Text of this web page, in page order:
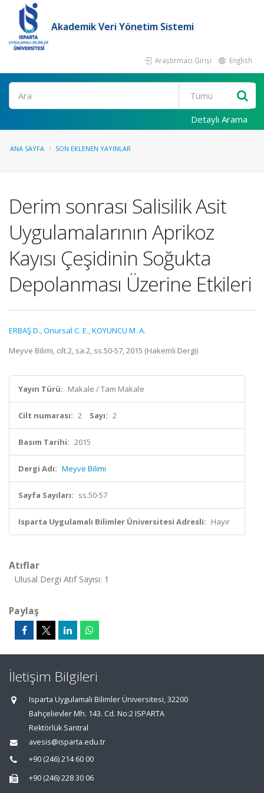
Akademik Veri Yönetim Sistemi
Araştırmacı Girişi English
Ara
Detaylı Arama
ANA SAYFA SON EKLENEN YAYINLAR
Derim sonrası Salisilik Asit
Uygulamalarının Aprikoz
Kayısı Çeşidinin Soğukta
Depolanması Üzerine Etkileri
ERBAŞ D.,Onursal C. E.,KOYUNCU M. A.
Meyve Bilimi, cilt.2, sa.2, ss.50-57, 2015 (Hakemli Dergi)
Yayın Türü: Makale / Tam Makale
Cilt numarası: 2 Sayı: 2
Basım Tarihi: 2015
Dergi Adı: Meyve Bilimi
Sayfa Sayıları: ss.50-57
Isparta Uygulamalı Bilimler Üniversitesi Adresli: Hayır
Atıflar
Ulusal Dergi Atıf Sayısı: 1
Paylaş
İletişim Bilgileri
Isparta Uygulamalı Bilimler Üniversitesi, 32200
Bahçelievler Mh. 143. Cd. No:2 ISPARTA
Rektörlük Santral
avesis@isparta.edu.tr
+90 (246) 214 60 00
+90 (246) 228 30 06